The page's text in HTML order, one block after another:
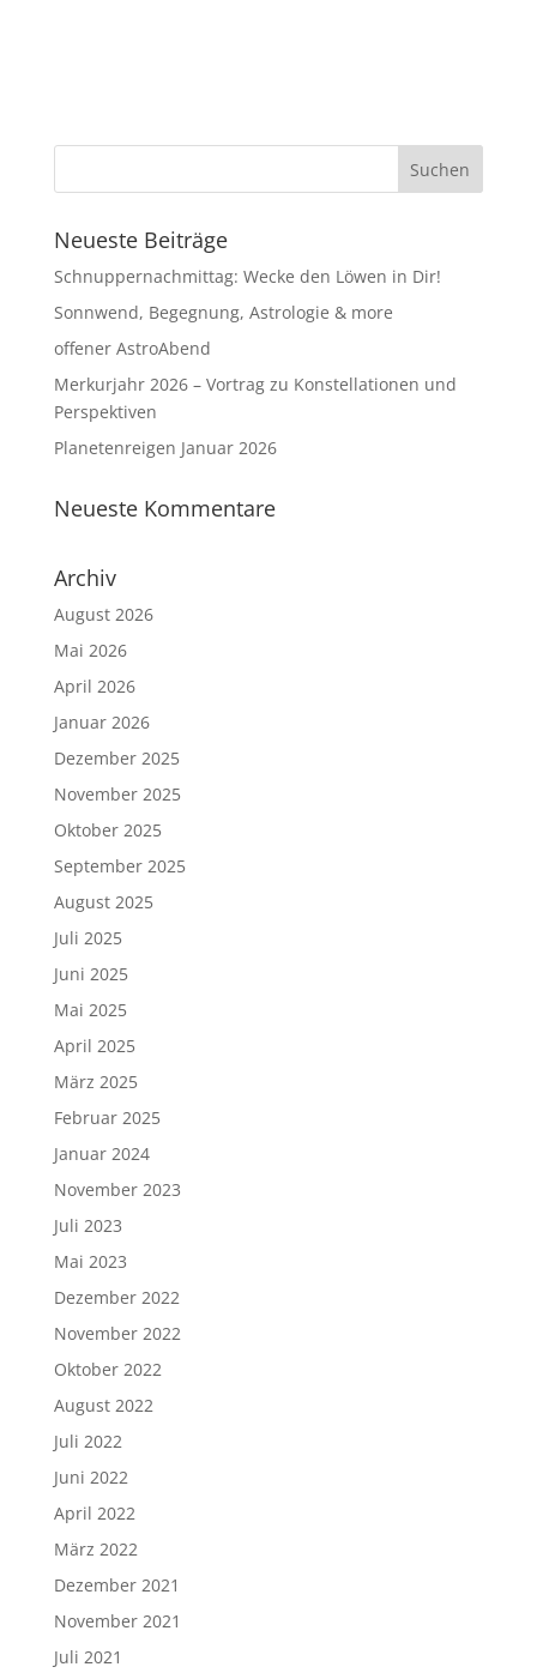
Neueste Beiträge
Schnuppernachmittag: Wecke den Löwen in Dir!
Sonnwend, Begegnung, Astrologie & more
offener AstroAbend
Merkurjahr 2026 – Vortrag zu Konstellationen und
Perspektiven
Planetenreigen Januar 2026
Neueste Kommentare
Archiv
August 2026
Mai 2026
April 2026
Januar 2026
Dezember 2025
November 2025
Oktober 2025
September 2025
August 2025
Juli 2025
Juni 2025
Mai 2025
April 2025
März 2025
Februar 2025
Januar 2024
November 2023
Juli 2023
Mai 2023
Dezember 2022
November 2022
Oktober 2022
August 2022
Juli 2022
Juni 2022
April 2022
März 2022
Dezember 2021
November 2021
Juli 2021